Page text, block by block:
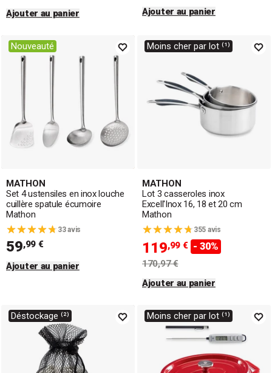
Ajouter au panier
Ajouter au panier
Nouveauté
MATHON
Set 4 ustensiles en inox louche
cuillère spatule écumoire
Mathon
33 avis
59,99 €
Ajouter au panier
Moins cher par lot ⁽¹⁾
MATHON
Lot 3 casseroles inox
Excell'Inox 16, 18 et 20 cm
Mathon
355 avis
119,99 € - 30%
170,97 €
Ajouter au panier
Déstockage ⁽²⁾ Moins cher par lot ⁽¹⁾